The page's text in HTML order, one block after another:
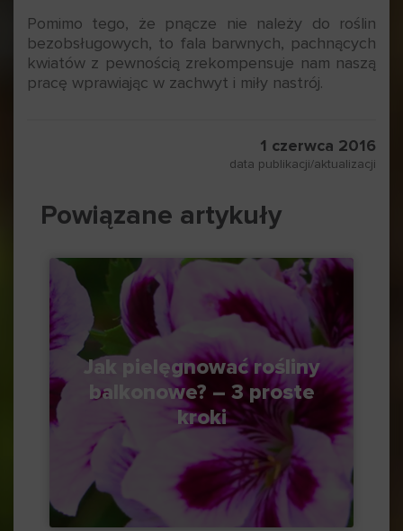
Pomimo tego, że pnącze nie należy do roślin
bezobsługowych, to fala barwnych, pachnących
kwiatów z pewnością zrekompensuje nam naszą
pracę wprawiając w zachwyt i miły nastrój.
1 czerwca 2016
data publikacji/aktualizacji
Powiązane artykuły
Jak pielęgnować rośliny
balkonowe? – 3 proste
kroki